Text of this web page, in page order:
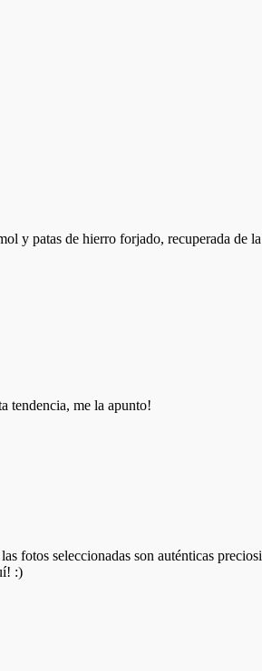
y patas de hierro forjado, recuperada de
tendencia, me la apunto!
fotos seleccionadas son auténticas
:)